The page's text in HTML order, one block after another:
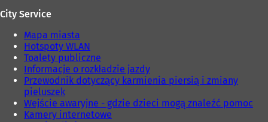
City Service
Mapa miasta
Hotspoty WLAN
Toalety publiczne
Informacje o rozkładzie jazdy
Przewodnik dotyczący karmienia piersią i zmiany
pieluszek
Wejście awaryjne - gdzie dzieci mogą znaleźć pomoc
Kamery internetowe